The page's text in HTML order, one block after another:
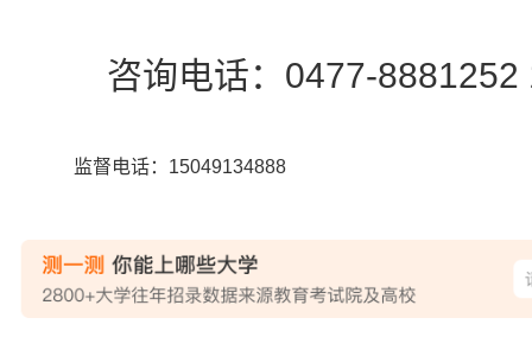
咨询电话：0477-8881252
监督电话：15049134888